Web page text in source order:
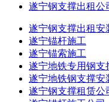
遂宁钢支撑出租公
遂宁钢支撑出租安
遂宁锚杆施工
遂宁锚索施工
遂宁地铁专用钢支
遂宁地铁钢支撑安
遂宁钢支撑租赁公